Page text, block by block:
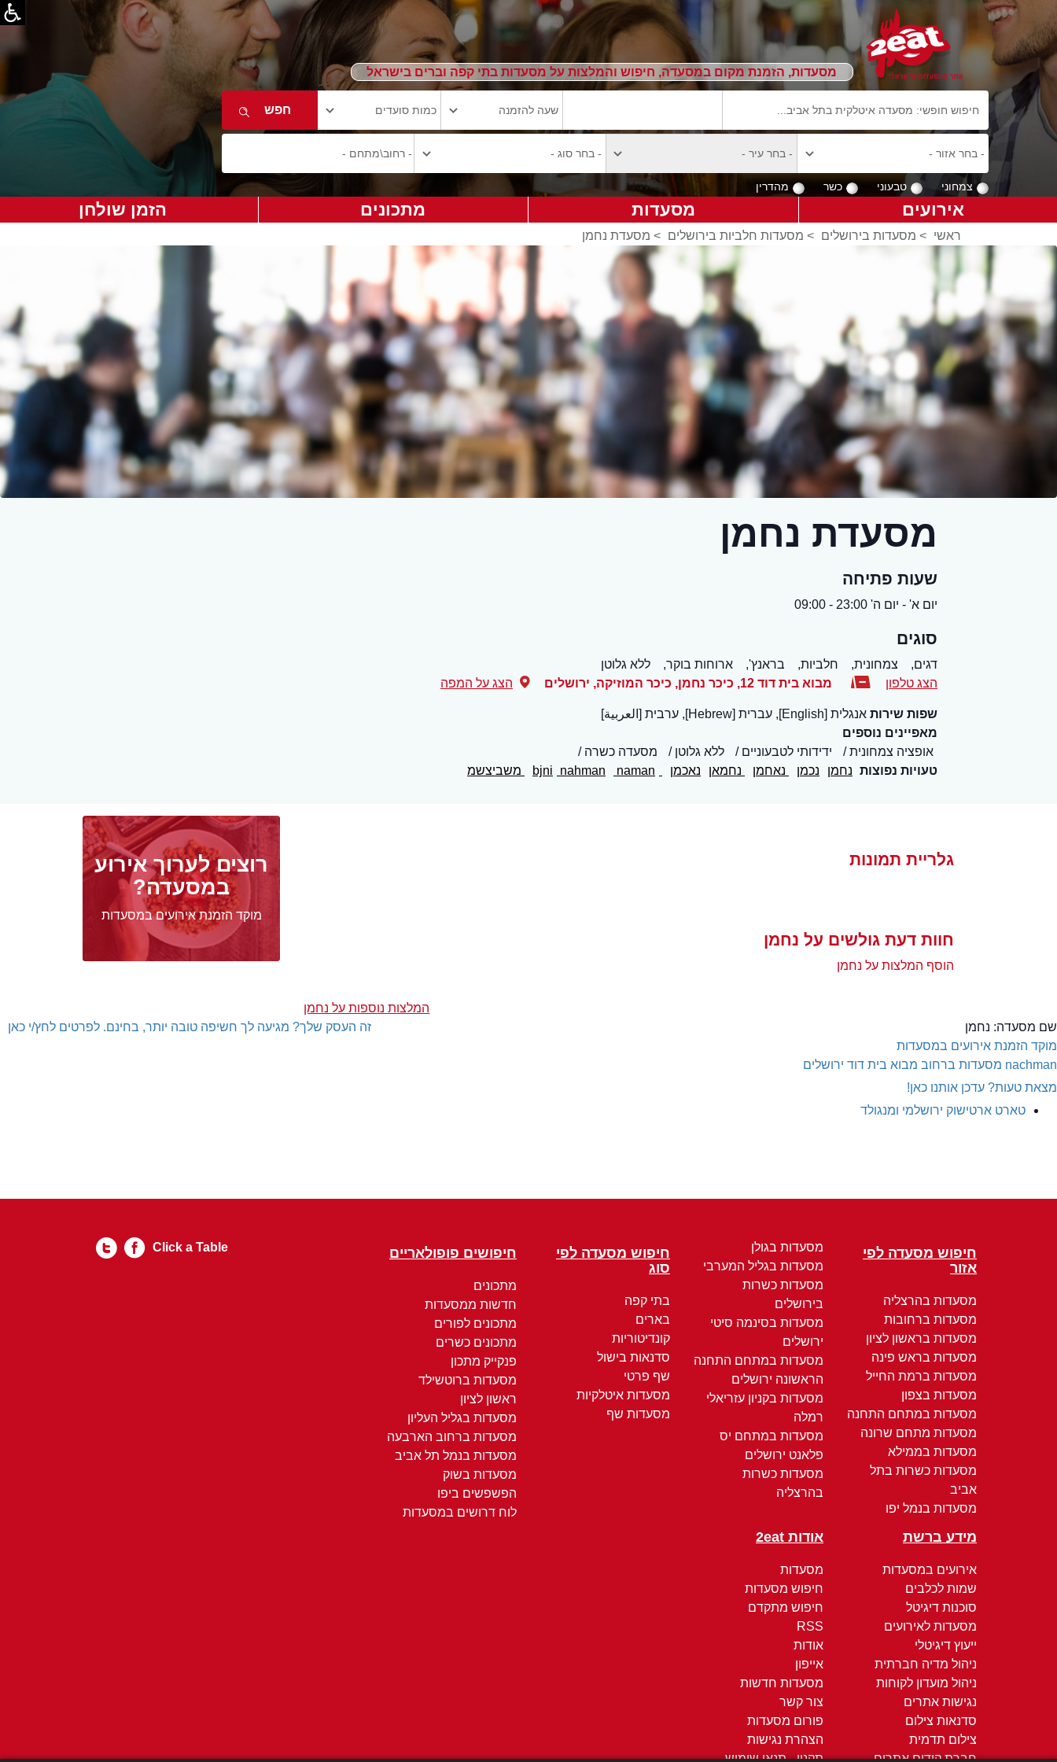
מסעדות, הזמנת מקום במסעדה, חיפוש והמלצות על מסעדות בתי קפה וברים בישראל
צמחוני טבעוני כשר מהדרין
אירועים מסעדות מתכונים הזמן שולחן
ראשי > מסעדות בירושלים > מסעדות חלביות בירושלים > מסעדת נחמן
מסעדת נחמן
שעות פתיחה
יום א' - יום ה' 23:00 - 09:00
סוגים
דגים, צמחונית, חלביות, בראנץ', ארוחות בוקר,
ללא גלוטן
הצג טלפון
מבוא בית דוד 12, כיכר נחמן, כיכר המוזיקה , ירושלים הצג על המפה
שפות שירות אנגלית [English], עברית [Hebrew], ערבית [العربية]
מאפיינים נוספים
אופציה צמחונית
ידידותי לטבעוניים ללא גלוטן
מסעדה כשרה
טעויות נפוצות נחמן נכמן נאחמן נחמאן נאכמן nahman naman משביצשמ
גלריית תמונות
חוות דעת גולשים על נחמן
הוסף המלצות על נחמן
המלצות נוספות על נחמן
רוצים לערוך אירוע
במסעדה?
מוקד הזמנת אירועים במסעדות
זה העסק שלך? מגיעה לך חשיפה טובה יותר, בחינם. לפרטים לחץ/י כאן שם מסעדה: נחמן
מוקד הזמנת אירועים במסעדות
nachman מסעדות ברחוב מבוא בית דוד ירושלים
מצאת טעות? עדכן אותנו כאן!
טארט ארטישוק ירושלמי ומנגולד
חיפוש מסעדה לפי
אזור
מסעדות בהרצליה
מסעדות ברחובות
מסעדות בראשון לציון
מסעדות בראש פינה
מסעדות ברמת החייל
מסעדות בצפון
מסעדות במתחם התחנה
מסעדות מתחם שרונה
מסעדות בממילא
מסעדות כשרות בתל
אביב
מסעדות בנמל יפו
מסעדות בגולן
מסעדות בגליל המערבי
מסעדות כשרות
בירושלים
מסעדות בסינמה סיטי
ירושלים
מסעדות במתחם התחנה
הראשונה ירושלים
מסעדות בקניון עזריאלי
רמלה
מסעדות במתחם יס
פלאנט ירושלים
מסעדות כשרות
בהרצליה
חיפוש מסעדה לפי
סוג
בתי קפה
בארים
קונדיטוריות
סדנאות בישול
שף פרטי
מסעדות איטלקיות
מסעדות שף
חיפושים פופולאריים
מתכונים
חדשות ממסעדות
מתכונים לפורים
מתכונים כשרים
פנקייק מתכון
מסעדות ברוטשילד
ראשון לציון
מסעדות בגליל העליון
מסעדות ברחוב הארבעה
מסעדות בנמל תל אביב
מסעדות בשוק
הפשפשים ביפו
לוח דרושים במסעדות
מידע ברשת
אירועים במסעדות
שמות לכלבים
סוכנות דיגיטל
מסעדות לאירועים
ייעוץ דיגיטלי
ניהול מדיה חברתית
ניהול מועדון לקוחות
נגישות אתרים
סדנאות צילום
צילום תדמית
חברת קידום אתרים
אודות 2eat
מסעדות
חיפוש מסעדות
חיפוש מתקדם
RSS
אודות
אייפון
מסעדות חדשות
צור קשר
פורום מסעדות
הצהרת נגישות
תקנון - תנאי שימוש
Click a Table